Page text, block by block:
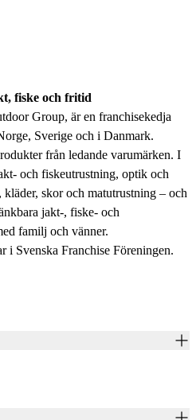
fiske och fritid
Group, är en franchisekedja
Sverige och i Danmark.
från ledande varumärken. I
och fiskeutrustning, optik och
skor och matutrustning – och
jakt-, fiske- och
familj och vänner.
i Svenska Franchise Föreningen.